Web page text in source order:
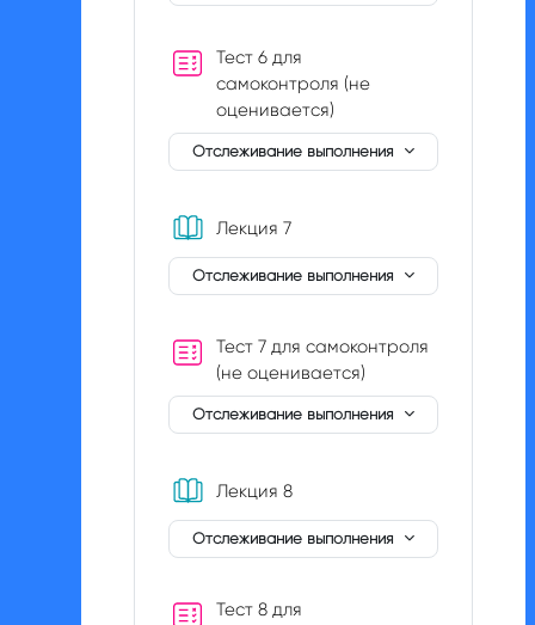
Тест 6 для
самоконтроля (не
оценивается)
Отслеживание выполнения
Лекция 7Книга
Отслеживание выполнения
Тест 7 для самоконтроля
(не оценивается)
Отслеживание выполнения
Лекция 8Книга
Отслеживание выполнения
Тест 8 для